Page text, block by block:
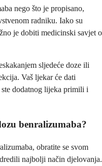
nego što je propisano,
radniku. Iako su
je dobiti medicinski savjet o
sljedeće doze ili
Vaš ljekar će dati
dodatnog lijeka primili i
benralizumaba?
obratite se svom
najbolji način djelovanja.